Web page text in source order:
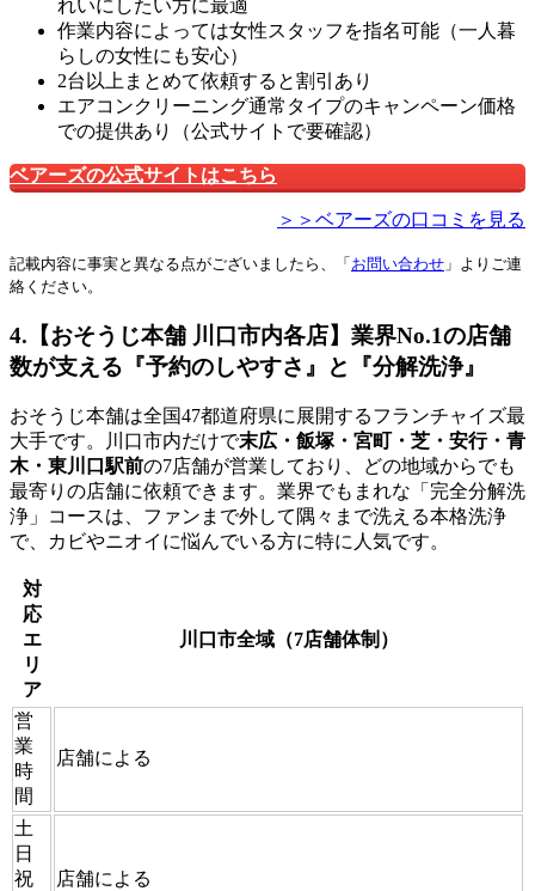
れいにしたい方に最適
作業内容によっては女性スタッフを指名可能（一人暮
らしの女性にも安心）
2台以上まとめて依頼すると割引あり
エアコンクリーニング通常タイプのキャンペーン価格
での提供あり（公式サイトで要確認）
ベアーズの公式サイトはこちら
＞＞ベアーズの口コミを見る
記載内容に事実と異なる点がございましたら、「 お問い合わせ 」よりご連
絡ください。
4.【おそうじ本舗 川口市内各店】業界No.1の店舗
数が支える『予約のしやすさ』と『分解洗浄』
おそうじ本舗は全国47都道府県に展開するフランチャイズ最
大手です。川口市内だけで末広・飯塚・宮町・芝・安行・青
木・東川口駅前の7店舗が営業しており、どの地域からでも
最寄りの店舗に依頼できます。業界でもまれな「完全分解洗
浄」コースは、ファンまで外して隅々まで洗える本格洗浄
で、カビやニオイに悩んでいる方に特に人気です。
対
応
エ
リ
ア
川口市全域（7店舗体制）
営
業
時
間
店舗による
土
日
祝
店舗による